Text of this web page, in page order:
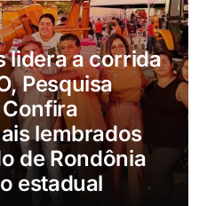
lidera a corrida
Pesquisa
lembrados
de Rondônia
estadual